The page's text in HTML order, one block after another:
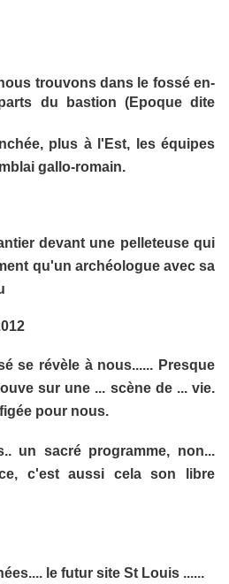
trouvons dans le fossé en-
du bastion (Epoque dite
plus à l'Est, les équipes
gallo-romain.
devant une pelleteuse qui
qu'un archéologue avec sa
se révèle à nous...... Presque
sur une ... scène de ... vie.
pour nous.
un sacré programme, non...
c'est aussi cela son libre
le futur site St Louis ......